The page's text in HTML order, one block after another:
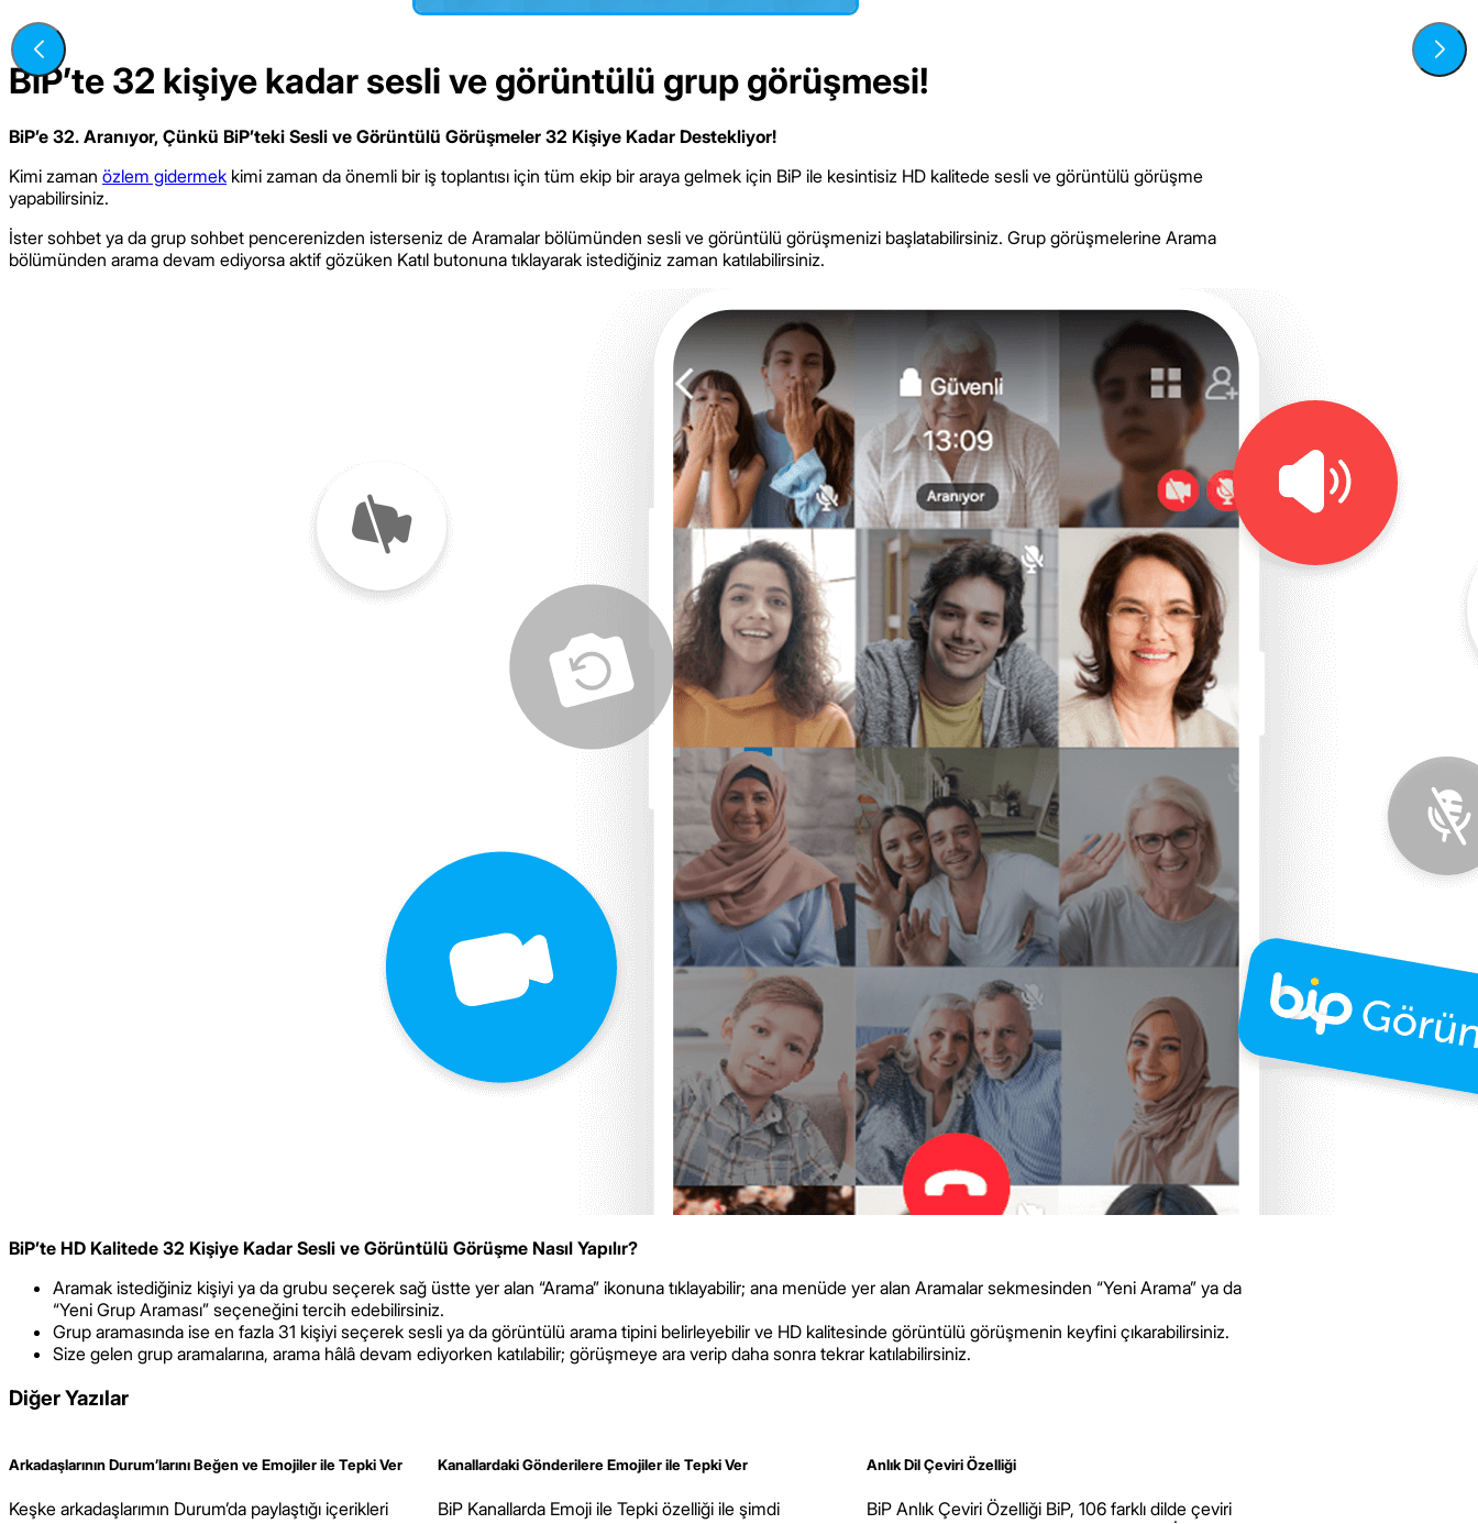
BiP’te 32 kişiye kadar sesli ve görüntülü grup görüşmesi!
BiP’e 32. Aranıyor, Çünkü BiP’teki Sesli ve Görüntülü Görüşmeler 32 Kişiye Kadar Destekliyor!
Kimi zaman özlem gidermek kimi zaman da önemli bir iş toplantısı için tüm ekip bir araya gelmek için BiP ile kesintisiz HD kalitede sesli ve görüntülü görüşme
yapabilirsiniz.
İster sohbet ya da grup sohbet pencerenizden isterseniz de Aramalar bölümünden sesli ve görüntülü görüşmenizi başlatabilirsiniz. Grup görüşmelerine Arama
bölümünden arama devam ediyorsa aktif gözüken Katıl butonuna tıklayarak istediğiniz zaman katılabilirsiniz.
BiP’te HD Kalitede 32 Kişiye Kadar Sesli ve Görüntülü Görüşme Nasıl Yapılır?
Aramak istediğiniz kişiyi ya da grubu seçerek sağ üstte yer alan “Arama” ikonuna tıklayabilir; ana menüde yer alan Aramalar sekmesinden “Yeni Arama” ya da
“Yeni Grup Araması” seçeneğini tercih edebilirsiniz.
Grup aramasında ise en fazla 31 kişiyi seçerek sesli ya da görüntülü arama tipini belirleyebilir ve HD kalitesinde görüntülü görüşmenin keyfini çıkarabilirsiniz.
Size gelen grup aramalarına, arama hâlâ devam ediyorken katılabilir; görüşmeye ara verip daha sonra tekrar katılabilirsiniz.
Diğer Yazılar
Arkadaşlarının Durum’larını Beğen ve Emojiler ile Tepki Ver
Keşke arkadaşlarımın Durum’da paylaştığı içerikleri
Kanallardaki Gönderilere Emojiler ile Tepki Ver
BiP Kanallarda Emoji ile Tepki özelliği ile şimdi
Anlık Dil Çeviri Özelliği
BiP Anlık Çeviri Özelliği BiP, 106 farklı dilde çeviri